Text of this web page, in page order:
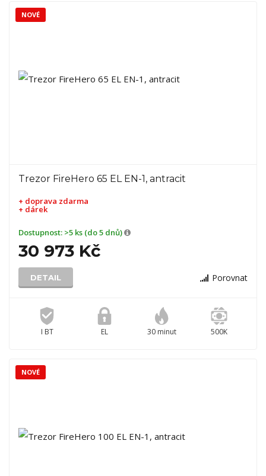
Trezor FireHero 65 EL EN-1, antracit
+ doprava zdarma
+ dárek
Dostupnost: >5 ks (do 5 dnů)
30 973 Kč
DETAIL Porovnat
I BT EL 30 minut 500K
NOVÉ
NOVÉ